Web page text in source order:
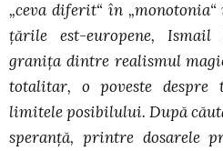
„ceva diferit“ în
ţările est-europene, Ismail
graniţa dintre realismul
totalitar, o poveste despre
limitele posibilului. După
speranţă, printre dosarele